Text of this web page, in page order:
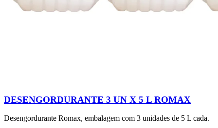
DESENGORDURANTE 3 UN X 5 L ROMAX
Desengordurante Romax, embalagem com 3 unidades de 5 L cada.